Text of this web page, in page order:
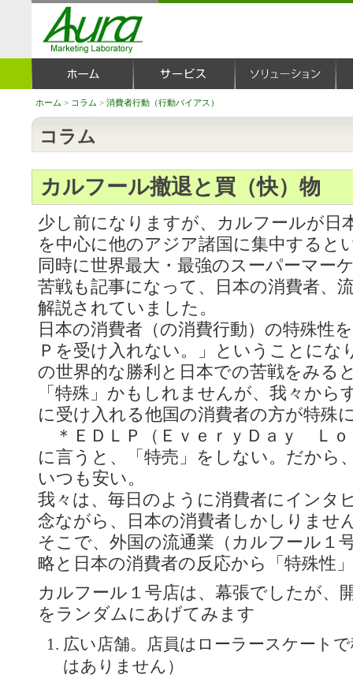
ホーム > コラム > 消費者行動（行動バイアス）
コラム
カルフール撤退と買（快）物
少し前になりますが、カルフールが日
を中心に他のアジア諸国に集中すると
同時に世界最大・最強のスーパーマー
苦戦も記事になって、日本の消費者、
解説されていました。
日本の消費者（の消費行動）の特殊性
Ｐを受け入れない。」ということにな
の世界的な勝利と日本での苦戦をみる
「特殊」かもしれませんが、我々から
に受け入れる他国の消費者の方が特殊
＊ＥＤＬＰ（ＥｖｅｒｙＤａｙ Ｌ
に言うと、「特売」をしない。だから
いつも安い。
我々は、毎日のように消費者にインタ
念ながら、日本の消費者しかしりませ
そこで、外国の流通業（カルフール１
略と日本の消費者の反応から「特殊性
カルフール１号店は、幕張でしたが、
をランダムにあげてみます
広い店舗。店員はローラースケート
はありません）